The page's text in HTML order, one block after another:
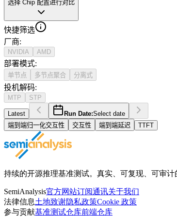
选择 Chip 配置进行对比
快捷筛选
厂商:
NVIDIA AMD
部署模式:
单节点 多节点聚合 分离式
投机解码:
MTP STP
Latest Run Date:Select date
端到端归一化交互性
交互性 端到端延迟 TTFT
持续的开源推理基准测试。真实、可复现、可审计
SemiAnalysis官方网站订阅通讯关于我们
法律信息土地致谢隐私政策Cookie 政策
参与贡献基准测试仓库前端仓库